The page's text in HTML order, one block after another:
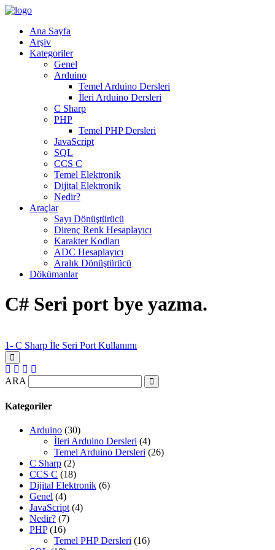
Ana Sayfa
Arşiv
Kategoriler
Genel
Arduino
Temel Arduino Dersleri
İleri Arduino Dersleri
C Sharp
PHP
Temel PHP Dersleri
JavaScript
SQL
CCS C
Temel Elektronik
Dijital Elektronik
Nedir?
Araçlar
Sayı Dönüştürücü
Direnç Renk Hesaplayıcı
Karakter Kodları
ADC Hesaplayıcı
Aralık Dönüştürücü
Dökümanlar
C# Seri port bye yazma.
1- C Sharp İle Seri Port Kullanımı
ARA
Kategoriler
Arduino (30)
İleri Arduino Dersleri (4)
Temel Arduino Dersleri (26)
C Sharp (2)
CCS C (18)
Dijital Elektronik (6)
Genel (4)
JavaScript(4)
Nedir? (7)
PHP(16)
Temel PHP Dersleri (16)